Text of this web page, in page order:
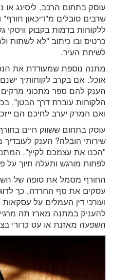
עוסק בתחום הרכב, ליסינג או
שרבים סובלים מ"דיכאון
ללקוחות בדמות בקבוק וויסקי
כרטיס ובו כיתוב "לא לשתות
לשיחת העיר.
מתנה נוספת שמעודדת את
אוכל. אם בקרב לקוחותיך
הענק להם ספר מתכוני
הלקוחות עוברת דרך הבטן".
ואם המרק יערב לחיכם הם
עוסק בתחום ששווק חיים
שירותי הובלה? הענק
"הכנו את עצמכם לקיץ".
לפחות מורגש ותעלה חיוך על
החורף מסמל את סופה של
עסקים את סף החרדה, כך
ועורכי דין העמלים על
להעניק במתנה מארז תה
השפעה מאזנת או עט כדורי